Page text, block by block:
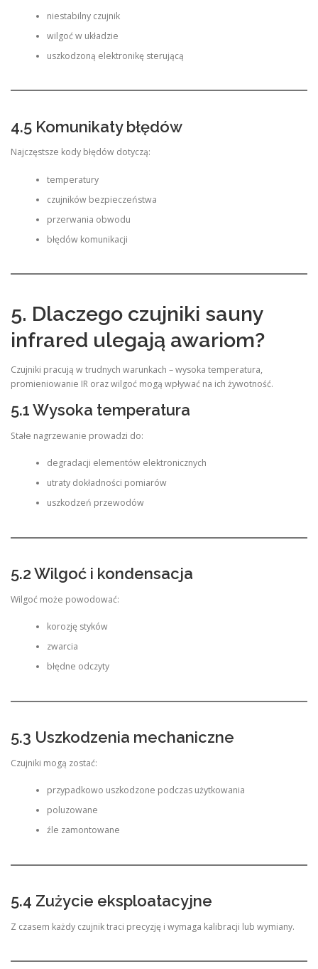
niestabilny czujnik
wilgoć w układzie
uszkodzoną elektronikę sterującą
4.5 Komunikaty błędów
Najczęstsze kody błędów dotyczą:
temperatury
czujników bezpieczeństwa
przerwania obwodu
błędów komunikacji
5. Dlaczego czujniki sauny
infrared ulegają awariom?
Czujniki pracują w trudnych warunkach – wysoka temperatura,
promieniowanie IR oraz wilgoć mogą wpływać na ich żywotność.
5.1 Wysoka temperatura
Stałe nagrzewanie prowadzi do:
degradacji elementów elektronicznych
utraty dokładności pomiarów
uszkodzeń przewodów
5.2 Wilgoć i kondensacja
Wilgoć może powodować:
korozję styków
zwarcia
błędne odczyty
5.3 Uszkodzenia mechaniczne
Czujniki mogą zostać:
przypadkowo uszkodzone podczas użytkowania
poluzowane
źle zamontowane
5.4 Zużycie eksploatacyjne
Z czasem każdy czujnik traci precyzję i wymaga kalibracji lub wymiany.